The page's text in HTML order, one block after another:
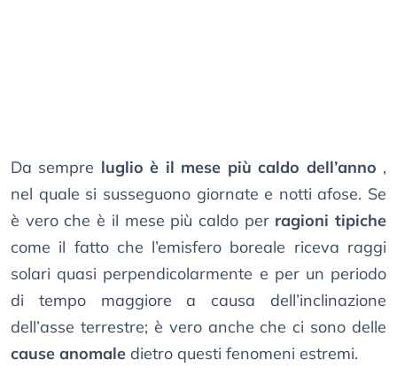
Da sempre luglio è il mese più caldo dell’anno ,
nel quale si susseguono giornate e notti afose. Se
è vero che è il mese più caldo perragioni tipiche
come il fatto che l’emisfero boreale riceva raggi
solari quasi perpendicolarmente e per un periodo
di tempo maggiore a causa dell’inclinazione
dell’asse terrestre; è vero anche che ci sono delle
cause anomale dietro questi fenomeni estremi.